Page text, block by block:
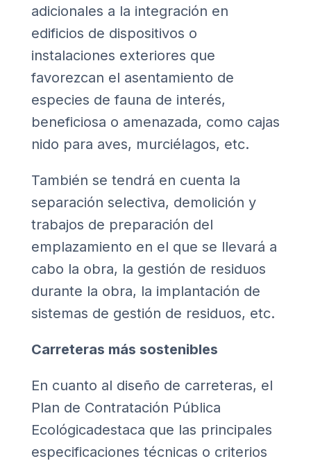
adicionales a la integración en
edificios de dispositivos o
instalaciones exteriores que
favorezcan el asentamiento de
especies de fauna de interés,
beneficiosa o amenazada, como cajas
nido para aves, murciélagos, etc.
También se tendrá en cuenta la
separación selectiva, demolición y
trabajos de preparación del
emplazamiento en el que se llevará a
cabo la obra, la gestión de residuos
durante la obra, la implantación de
sistemas de gestión de residuos, etc.
Carreteras más sostenibles
En cuanto al diseño de carreteras, el
Plan de Contratación Pública
Ecológicadestaca que las principales
especificaciones técnicas o criterios